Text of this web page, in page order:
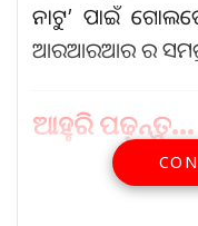
ନାଟୁ’ ପାଇଁ
ଆରଆରଆର ର
ଆହୁରି ପଢ଼ନ୍ତୁ...